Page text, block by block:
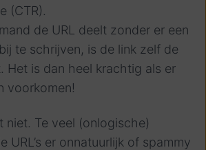
(CTR).
de URL deelt zonder er een
te schrijven, is de link zelf de
Het is dan heel krachtig als er
voorkomen!
niet. Te veel (onlogische)
URL’s er onnatuurlijk of spammy